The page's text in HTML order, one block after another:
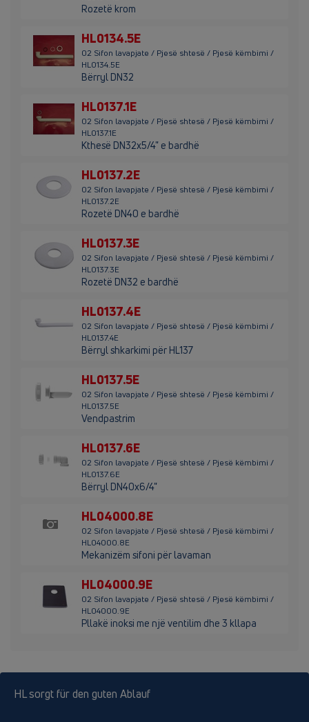
Rozetë krom
HL0134.5E
02 Sifon lavapjate / Pjesë shtesë / Pjesë këmbimi /
HL0134.5E
Bërryl DN32
HL0137.1E
02 Sifon lavapjate / Pjesë shtesë / Pjesë këmbimi /
HL0137.1E
Kthesë DN32x5/4" e bardhë
HL0137.2E
02 Sifon lavapjate / Pjesë shtesë / Pjesë këmbimi /
HL0137.2E
Rozetë DN40 e bardhë
HL0137.3E
02 Sifon lavapjate / Pjesë shtesë / Pjesë këmbimi /
HL0137.3E
Rozetë DN32 e bardhë
HL0137.4E
02 Sifon lavapjate / Pjesë shtesë / Pjesë këmbimi /
HL0137.4E
Bërryl shkarkimi për HL137
HL0137.5E
02 Sifon lavapjate / Pjesë shtesë / Pjesë këmbimi /
HL0137.5E
Vendpastrim
HL0137.6E
02 Sifon lavapjate / Pjesë shtesë / Pjesë këmbimi /
HL0137.6E
Bërryl DN40x6/4"
HL04000.8E
02 Sifon lavapjate / Pjesë shtesë / Pjesë këmbimi /
HL04000.8E
Mekanizëm sifoni për lavaman
HL04000.9E
02 Sifon lavapjate / Pjesë shtesë / Pjesë këmbimi /
HL04000.9E
Pllakë inoksi me një ventilim dhe 3 kllapa
HL sorgt für den guten Ablauf